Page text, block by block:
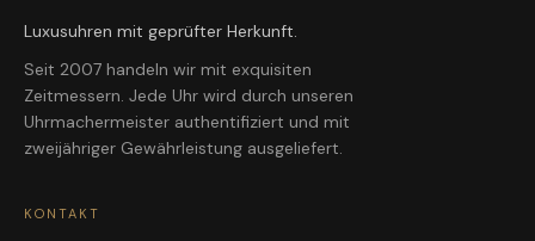
Luxusuhren mit geprüfter Herkunft.
Seit 2007 handeln wir mit exquisiten
Zeitmessern. Jede Uhr wird durch unseren
Uhrmachermeister authentifiziert und mit
zweijähriger Gewährleistung ausgeliefert.
KONTAKT